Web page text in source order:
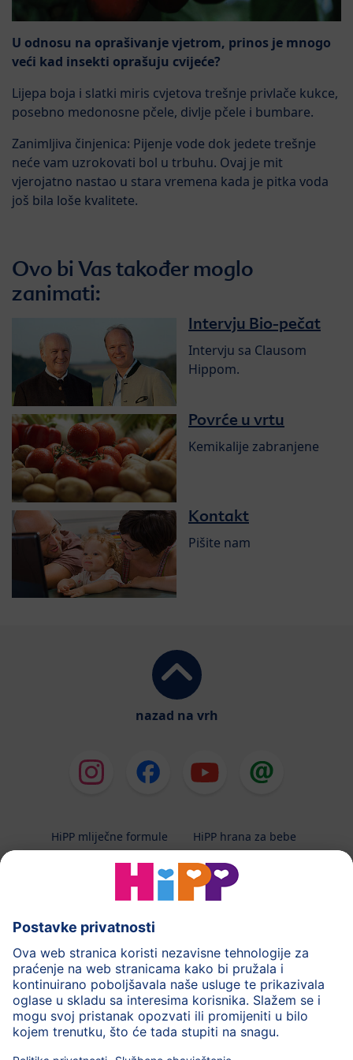
U odnosu na oprašivanje vjetrom, prinos je mnogo
veći kad insekti oprašuju cvijeće?
Lijepa boja i slatki miris cvjetova trešnje privlače kukce,
posebno medonosne pčele, divlje pčele i bumbare.
Zanimljiva činjenica: Pijenje vode dok jedete trešnje
neće vam uzrokovati bol u trbuhu. Ovaj je mit
vjerojatno nastao u stara vremena kada je pitka voda
još bila loše kvalitete.
Ovo bi Vas također moglo
zanimati:
Intervju Bio-pečat
Intervju sa Clausom
Hippom.
Povrće u vrtu
Kemikalije zabranjene
Kontakt
Pišite nam
nazad na vrh
HiPP mliječne formule
HiPP hrana za bebe
HiPP njega
HiPP trudnoća
Terapeutska dijeta
Zaštita podataka i upute za korištenj
Uvjeti korištenja
Impressum
Kontakt
O HiPP-u